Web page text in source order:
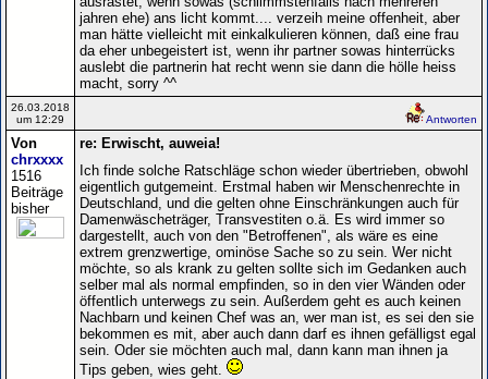
jahren ehe) ans licht kommt.... verzeih meine offenheit, aber
man hätte vielleicht mit einkalkulieren können, daß eine frau
da eher unbegeistert ist, wenn ihr partner sowas hinterrücks
auslebt die partnerin hat recht wenn sie dann die hölle heiss
macht, sorry ^^
26.03.2018
um 12:29
Antworten
Von
chrxxxx
1516
Beiträge
bisher
re: Erwischt, auweia!
Ich finde solche Ratschläge schon wieder übertrieben, obwohl
eigentlich gutgemeint. Erstmal haben wir Menschenrechte in
Deutschland, und die gelten ohne Einschränkungen auch für
Damenwäscheträger, Transvestiten o.ä. Es wird immer so
dargestellt, auch von den "Betroffenen", als wäre es eine
extrem grenzwertige, ominöse Sache so zu sein. Wer nicht
möchte, so als krank zu gelten sollte sich im Gedanken auch
selber mal als normal empfinden, so in den vier Wänden oder
öffentlich unterwegs zu sein. Außerdem geht es auch keinen
Nachbarn und keinen Chef was an, wer man ist, es sei den sie
bekommen es mit, aber auch dann darf es ihnen gefälligst egal
sein. Oder sie möchten auch mal, dann kann man ihnen ja
Tips geben, wies geht.